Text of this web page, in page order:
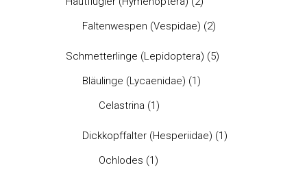
Faltenwespen (Vespidae) (2)
Schmetterlinge (Lepidoptera) (5)
Bläulinge (Lycaenidae) (1)
Celastrina (1)
Dickkopffalter (Hesperiidae) (1)
Ochlodes (1)